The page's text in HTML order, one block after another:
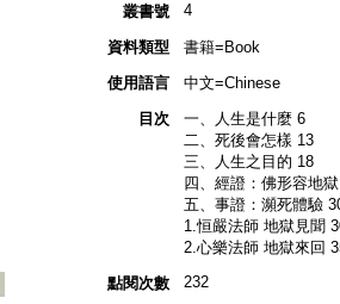
叢書號
4
資料類型
書籍=Book
使用語言
中文=Chinese
目次
一、人生是什麼 6
二、死後會怎樣 13
三、人生之目的 18
四、經證：佛形容地
五、事證：瀕死體驗
1.恒嚴法師 地獄見聞
2.心樂法師 地獄來回
點閱次數
232